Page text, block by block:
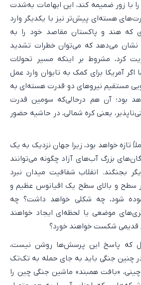
با زور ضمیمه کند، این ابهامات به‌شدت
هسته‌ای پیش‌تر نیز با یکدیگر وارد
که هند و پاکستان مقاصد خود را به
نشان می‌دهد که می‌توان خطرات تشدید
کرد، مشروط بر اینکه مسیر تحولات
آمریکا برای کمک به تایوان وارد عمل
مستقیم نیروهای دو قدرت هسته‌ای به
بود؛ آن هم درحالی‌که سومین قدرت
یعنی کره شمالی، در حاشیه حضور
تازه خواهد بود، زیرا جهان نزدیک به یک
بزرگ آب‌های آزاد چگونه می‌توانند
بجنگند. انقلاب شفافیت میدان نبرد
سطح و بالای سطح یک اقیانوس عظیم و
شود، چه شکلی خواهد داشت؟ چه
موضعی یا لحظه‌ای ایجاد خواهند
قدیمی شکست خواهند خورد؟
که پاسخ این پرسش‌ها روشن نیست،
چنین جنگی باید به جای حمله به تک‌تک
«بافت همبند» ماشین جنگی چین را